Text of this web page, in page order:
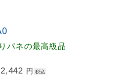
パネの最高級品
2,442 円 税込